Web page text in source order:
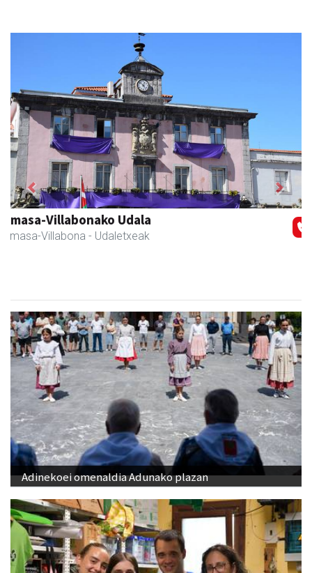
Kabela
Asteasu - Gozotegiak
Previous Next
Adinekoei omenaldia Adunako plazan